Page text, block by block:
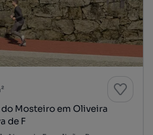
Mosteiro em Oliveira
de F